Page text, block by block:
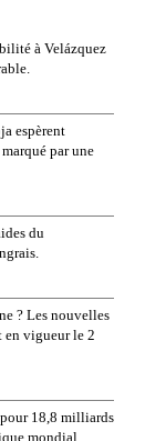
à Velázquez
espèrent
par une
du
? Les nouvelles
en vigueur le 2
18,8 milliards